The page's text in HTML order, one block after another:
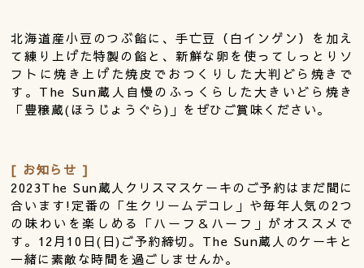
北海道産小豆のつぶ餡に、手亡豆（白インゲン）を加え
て練り上げた特製の餡と、新鮮な卵を使ってしっとりソ
フトに焼き上げた焼皮でおつくりした大判どら焼きで
す。The Sun蔵人自慢のふっくらした大きいどら焼き
「豊穣蔵(ほうじょうぐら)」をぜひご賞味ください。
[ お知らせ ]
2023The Sun蔵人クリスマスケーキのご予約はまだ間に
合います!定番の「生クリームデコレ」や毎年人気の2つ
の味わいを楽しめる「ハーフ＆ハーフ」がオススメで
す。12月10日(日)ご予約締切。The Sun蔵人のケーキと
一緒に素敵な時間を過ごしませんか。